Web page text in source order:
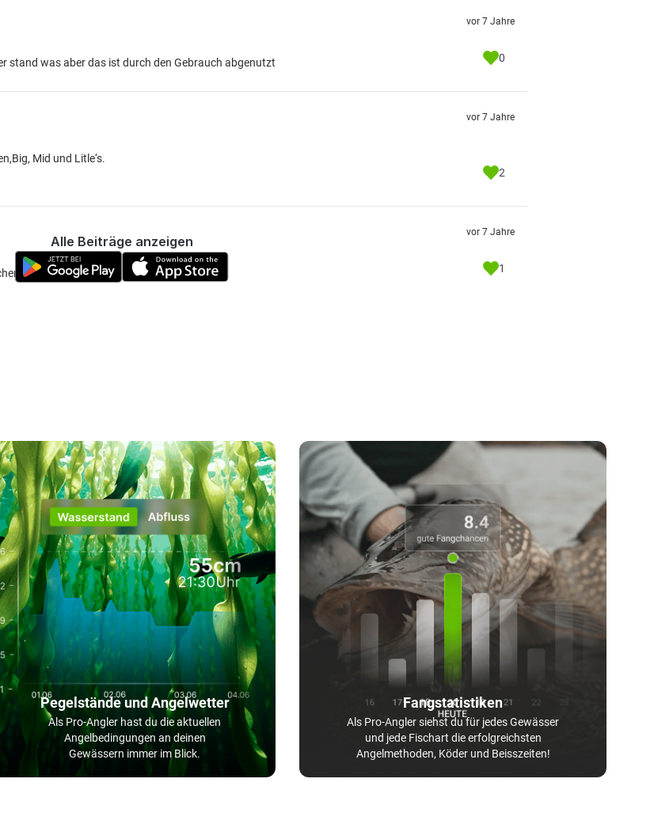
stand was aber das ist durch den Gebrauch abgenutzt
vor 7 Jahre
0
Mid und Litle‘s.
vor 7 Jahre
2
vor 7 Jahre
1
Alle Beiträge anzeigen
Pegelstände und Angelwetter
Als Pro-Angler hast du die aktuellen
Angelbedingungen an deinen
Gewässern immer im Blick.
Fangstatistiken
Als Pro-Angler siehst du für jedes Gewässer
und jede Fischart die erfolgreichsten
Angelmethoden, Köder und Beisszeiten!